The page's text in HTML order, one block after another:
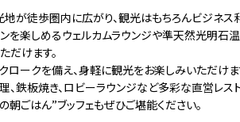
が徒歩圏内に広がり、観光はもちろんビジネス
楽しめるウェルカムラウンジや準天然光明石温
だけます。
ロークを備え、身軽に観光をお楽しみいただけま
、鉄板焼き、ロビーラウンジなど多彩な直営レス
ごはん”ブッフェもぜひご堪能ください。